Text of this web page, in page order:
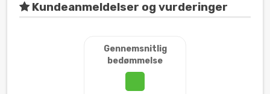
Kundeanmeldelser og vurderinger
Gennemsnitlig
bedømmelse